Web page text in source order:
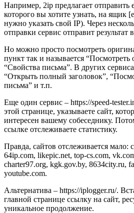
Например, 2ip предлагает отправить
которого вы хотите узнать, на ящик
нужно указать свой IP). Через
отправки сервис отправит результат
Но можно просто посмотреть
пункт так и называется “Посмотреть
“Свойства письма”. В других
“Открыть полный заголовок”,
письма” и т.п.
Еще один сервис – https://speed-
этой странице, указываете сайт,
интересен вашему собеседнику.
ссылке отслеживаете статистику.
Правда, сайтов отслеживается мало:
64ip.com, likepic.net, top-cs.com,
charter97.org, kgk.gov.by, 8634city.ru,
youtube.com.
Альтернатива – https://iplogger.ru/.
главной странице ссылку на сайт,
уникальное продолжение.